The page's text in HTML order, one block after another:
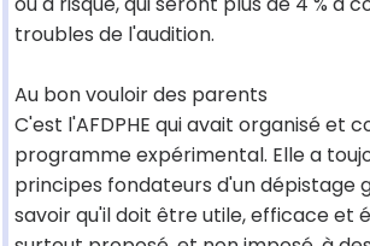
troubles de l'audition.
Au bon vouloir des parents
C'est l'AFDPHE qui avait organisé et
programme expérimental. Elle a
principes fondateurs d'un dépistage
savoir qu'il doit être utile, efficace et